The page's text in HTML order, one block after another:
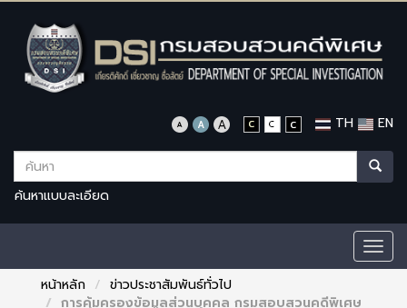
TH EN
ค้นหาแบบละเอียด
หน้าหลัก
ข่าวประชาสัมพันธ์ทั่วไป
การคุ้มครองข้อมูลส่วนบุคคล กรมสอบสวนคดีพิเศษ